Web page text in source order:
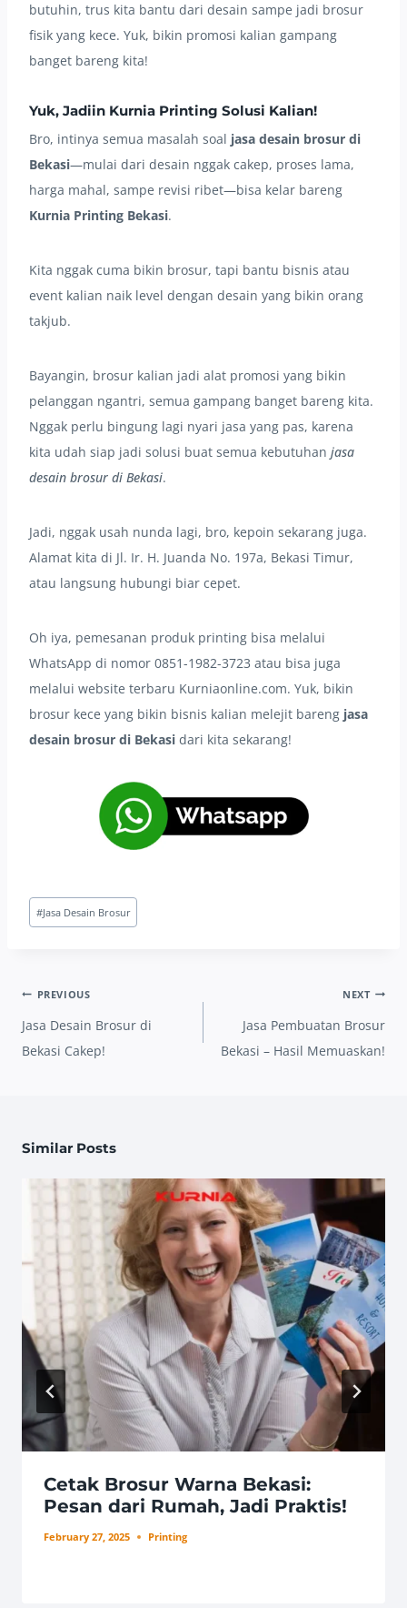
butuhin, trus kita bantu dari desain sampe jadi brosur
fisik yang kece. Yuk, bikin promosi kalian gampang
banget bareng kita!
Yuk, Jadiin Kurnia Printing Solusi Kalian!
Bro, intinya semua masalah soal jasa desain brosur di
Bekasi—mulai dari desain nggak cakep, proses lama,
harga mahal, sampe revisi ribet—bisa kelar bareng
Kurnia Printing Bekasi.
Kita nggak cuma bikin brosur, tapi bantu bisnis atau
event kalian naik level dengan desain yang bikin orang
takjub.
Bayangin, brosur kalian jadi alat promosi yang bikin
pelanggan ngantri, semua gampang banget bareng kita.
Nggak perlu bingung lagi nyari jasa yang pas, karena
kita udah siap jadi solusi buat semua kebutuhan jasa
desain brosur di Bekasi.
Jadi, nggak usah nunda lagi, bro, kepoin sekarang juga.
Alamat kita di Jl. Ir. H. Juanda No. 197a, Bekasi Timur,
atau langsung hubungi biar cepet.
Oh iya, pemesanan produk printing bisa melalui
WhatsApp di nomor 0851-1982-3723 atau bisa juga
melalui website terbaru Kurniaonline.com. Yuk, bikin
brosur kece yang bikin bisnis kalian melejit bareng jasa
desain brosur di Bekasi dari kita sekarang!
Post
Tags:
#Jasa Desain Brosur
Post
navigation
PREVIOUS
Jasa Desain Brosur di
Bekasi Cakep!
NEXT
Jasa Pembuatan Brosur
Bekasi – Hasil Memuaskan!
Similar Posts
Cetak Brosur Warna Bekasi:
Pesan dari Rumah, Jadi Praktis!
February 27, 2025 Printing